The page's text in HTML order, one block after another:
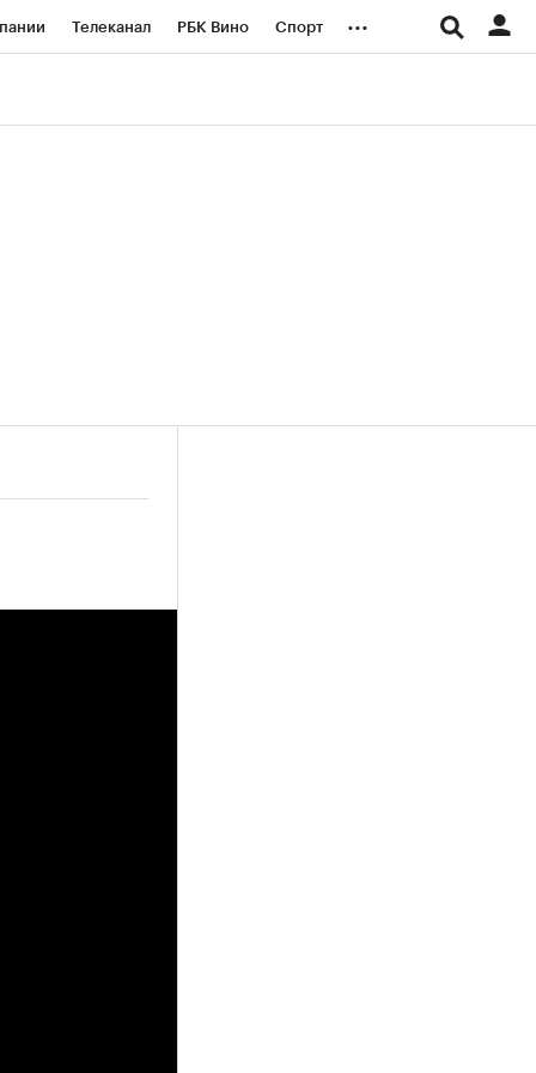
Телеканал РБК Вино Спорт ...